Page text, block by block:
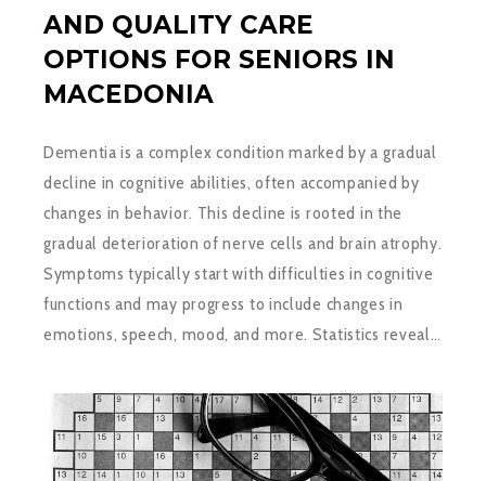
AND QUALITY CARE
OPTIONS FOR SENIORS IN
MACEDONIA
Dementia is a complex condition marked by a gradual
decline in cognitive abilities, often accompanied by
changes in behavior. This decline is rooted in the
gradual deterioration of nerve cells and brain atrophy.
Symptoms typically start with difficulties in cognitive
functions and may progress to include changes in
emotions, speech, mood, and more. Statistics reveal…